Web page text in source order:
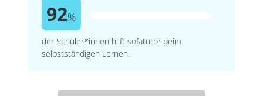
92%
der Schüler*innen hilft sofatutor beim
selbstständigen Lernen.